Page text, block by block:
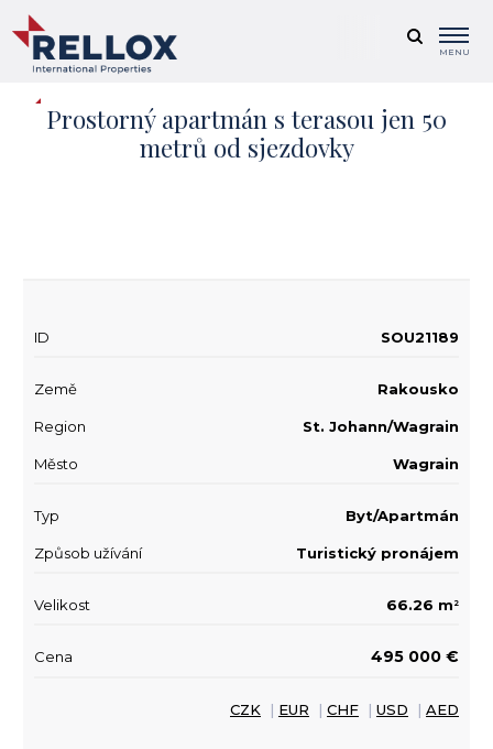
MENU
Prostorný apartmán s terasou jen 50
metrů od sjezdovky
+ 16
ID SOU21189
Země Rakousko
Region St. Johann/Wagrain
Město Wagrain
Typ Byt/Apartmán
Způsob užívání Turistický pronájem
Velikost 66.26 m 2
Cena 495 000 €
CZK | EUR | CHF | USD | AED